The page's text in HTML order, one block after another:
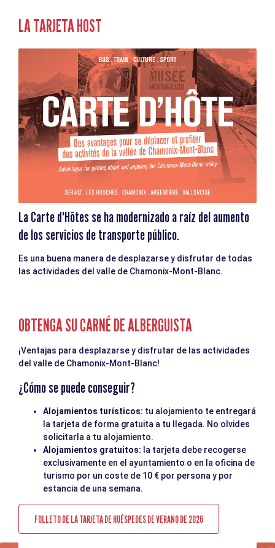
LA TARJETA HOST
La Carte d'Hôtes se ha modernizado a raíz del aumento
de los servicios de transporte público.
Es una buena manera de desplazarse y disfrutar de todas
las actividades del valle de Chamonix-Mont-Blanc.
OBTENGA SU CARNÉ DE ALBERGUISTA
¡Ventajas para desplazarse y disfrutar de las actividades
del valle de Chamonix-Mont-Blanc!
¿Cómo se puede conseguir?
Alojamientos turísticos: tu alojamiento te entregará
la tarjeta de forma gratuita a tu llegada. No olvides
solicitarla a tu alojamiento.
Alojamientos gratuitos: la tarjeta debe recogerse
exclusivamente en el ayuntamiento o en la oficina de
turismo por un coste de 10 € por persona y por
estancia de una semana.
FOLLETO DE LA TARJETA DE HUÉSPEDES DE VERANO DE 2026